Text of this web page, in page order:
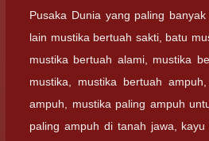
Pusaka Dunia yang paling
lain mustika bertuah sakti, batu
mustika bertuah alami, mustika
mustika, mustika bertuah
ampuh, mustika paling ampuh
paling ampuh di tanah jawa, kayu